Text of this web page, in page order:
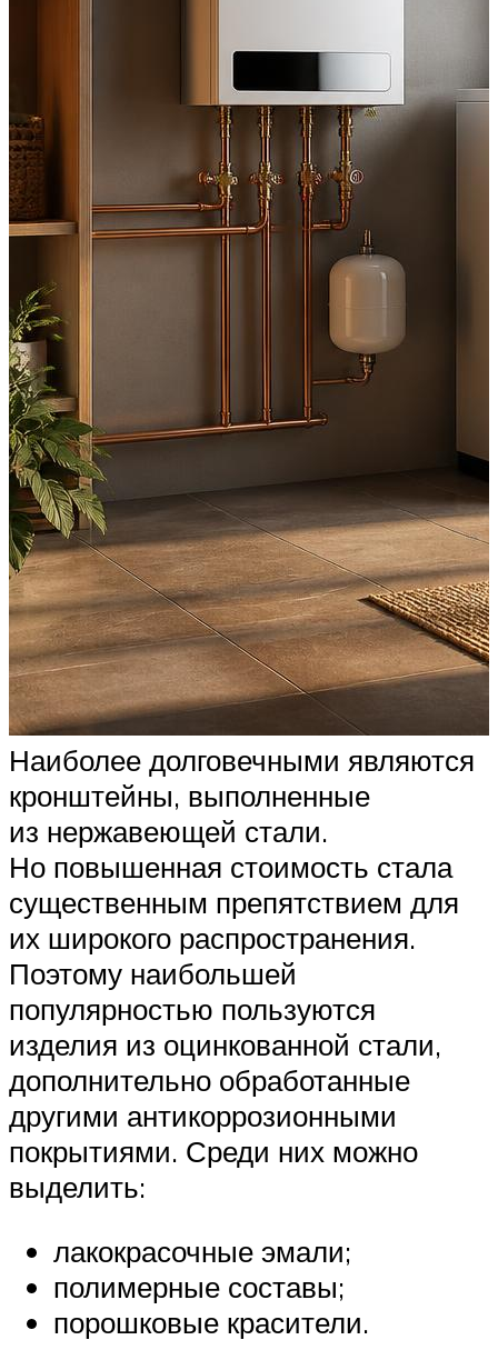
Наиболее долговечными являются
кронштейны, выполненные
из нержавеющей стали.
Но повышенная стоимость стала
существенным препятствием для
их широкого распространения.
Поэтому наибольшей
популярностью пользуются
изделия из оцинкованной стали,
дополнительно обработанные
другими антикоррозионными
покрытиями. Среди них можно
выделить:
лакокрасочные эмали;
полимерные составы;
порошковые красители.